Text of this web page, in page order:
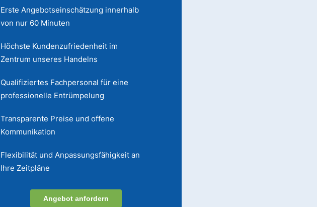
Erste Angebotseinschätzung innerhalb
von nur 60 Minuten
Höchste Kundenzufriedenheit im
Zentrum unseres Handelns
Qualifiziertes Fachpersonal für eine
professionelle Entrümpelung
Transparente Preise und offene
Kommunikation
Flexibilität und Anpassungsfähigkeit an
Ihre Zeitpläne
Angebot anfordern